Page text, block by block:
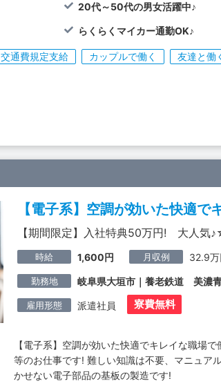
20代～50代の男女活躍中♪
らくらくマイカー通勤OK♪
交通費規定支給 カップルで働く 友達と働
【電子系】空調が効いた快適で
【期間限定】入社特典50万円! 大人気
時給 1,600円 月収例 32.9万
勤務地 岐阜県大垣市｜養老鉄道 美濃
雇用形態 派遣社員 寮費無料
【電子系】空調が効いた快適でキレイな職場
等のお仕事です! 難しい知識は不要、マニュア
かせない電子部品の基板の製造です!